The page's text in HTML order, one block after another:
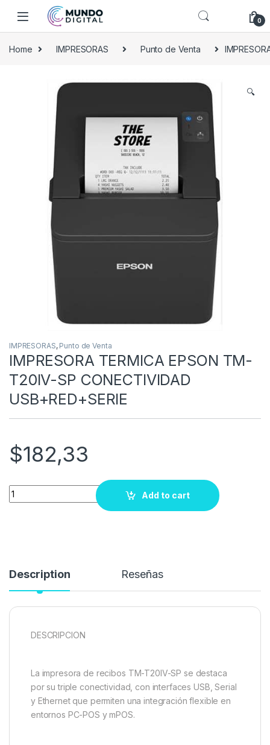
Skip to navigation
Skip to content
0
Home IMPRESORAS Punto de Venta
🔍
IMPRESORAS, Punto de Venta
IMPRESORA TERMICA EPSON TM-
T20IV-SP CONECTIVIDAD
USB+RED+SERIE
$182,33
Quantity
Add to cart
Description Reseñas
DESCRIPCION
La impresora de recibos TM-T20IV-SP se destaca
por su triple conectividad, con interfaces USB, Serial
y Ethernet que permiten una integración flexible en
entornos PC-POS y mPOS.